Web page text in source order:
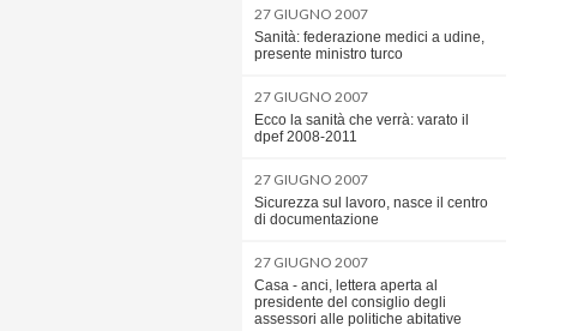
27 GIUGNO 2007
Sanità: federazione medici a udine,
presente ministro turco
27 GIUGNO 2007
Ecco la sanità che verrà: varato il
dpef 2008-2011
27 GIUGNO 2007
Sicurezza sul lavoro, nasce il centro
di documentazione
27 GIUGNO 2007
Casa - anci, lettera aperta al
presidente del consiglio degli
assessori alle politiche abitative